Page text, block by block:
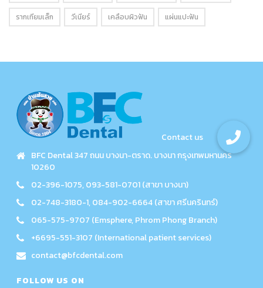
รากเทียมเล็ก วีเนียร์ เคลือบผิวฟัน แผ่นแปะฟัน
BFC Dental 347 ถนน บางนา-ตราด. บางนา กรุงเทพมหานคร
10260
02-396-1075, 093-581-0701 (สาขา บางนา)
02-748-3180-1, 084-902-6664 (สาขา ศรีนครินทร์)
065-575-9707 (Emsphere, Phrom Phong Branch)
+6695-551-3107 (International patient services)
contact@bfcdental.com
FOLLOW US ON